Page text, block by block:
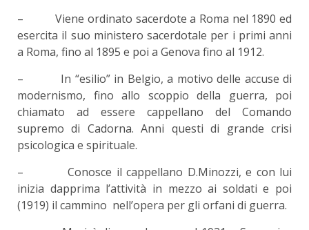
– Viene ordinato sacerdote a Roma nel 1890 ed
esercita il suo ministero sacerdotale per i primi anni
a Roma, fino al 1895 e poi a Genova fino al 1912.
– In “esilio” in Belgio, a motivo delle accuse di
modernismo, fino allo scoppio della guerra, poi
chiamato ad essere cappellano del Comando
supremo di Cadorna. Anni questi di grande crisi
psicologica e spirituale.
– Conosce il cappellano D.Minozzi, e con lui
inizia dapprima l’attività in mezzo ai soldati e poi
(1919) il cammino nell’opera per gli orfani di guerra.